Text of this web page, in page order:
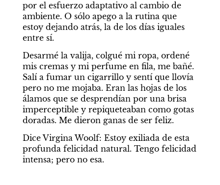
por el esfuerzo adaptativo al cambio de
ambiente. O sólo apego a la rutina que
estoy dejando atrás, la de los días iguales
entre sí.
Desarmé la valija, colgué mi ropa, ordené
mis cremas y mi perfume en fila, me bañé.
Salí a fumar un cigarrillo y sentí que llovía
pero no me mojaba. Eran las hojas de los
álamos que se desprendían por una brisa
imperceptible y repiqueteaban como gotas
doradas. Me dieron ganas de ser feliz.
Dice Virgina Woolf: Estoy exiliada de esta
profunda felicidad natural. Tengo felicidad
intensa; pero no esa.